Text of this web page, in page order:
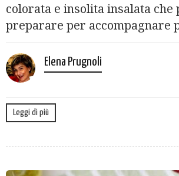
colorata e insolita insalata che
preparare per accompagnare
Elena Prugnoli
Leggi di più